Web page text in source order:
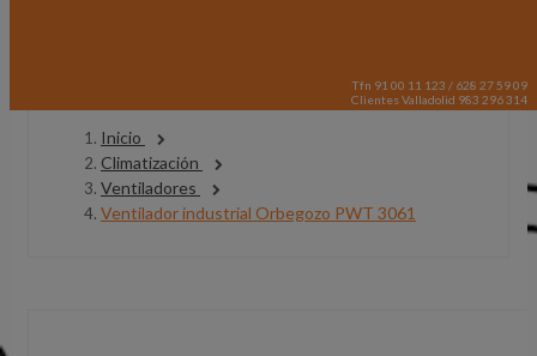
Tfn 91 00 11 123 / 628 27 59 09
Clientes Valladolid 983 296 314
Inicio
Climatización
Ventiladores
Ventilador industrial Orbegozo PWT 3061